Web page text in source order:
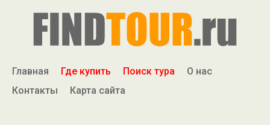
Главная Где купить Поиск тура
О нас
Контакты
Карта сайта